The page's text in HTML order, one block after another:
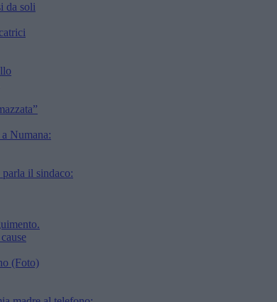
da soli
Numana:
il sindaco:
(Foto)